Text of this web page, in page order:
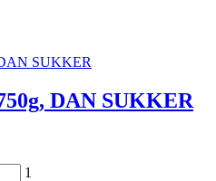
DAN SUKKER
1